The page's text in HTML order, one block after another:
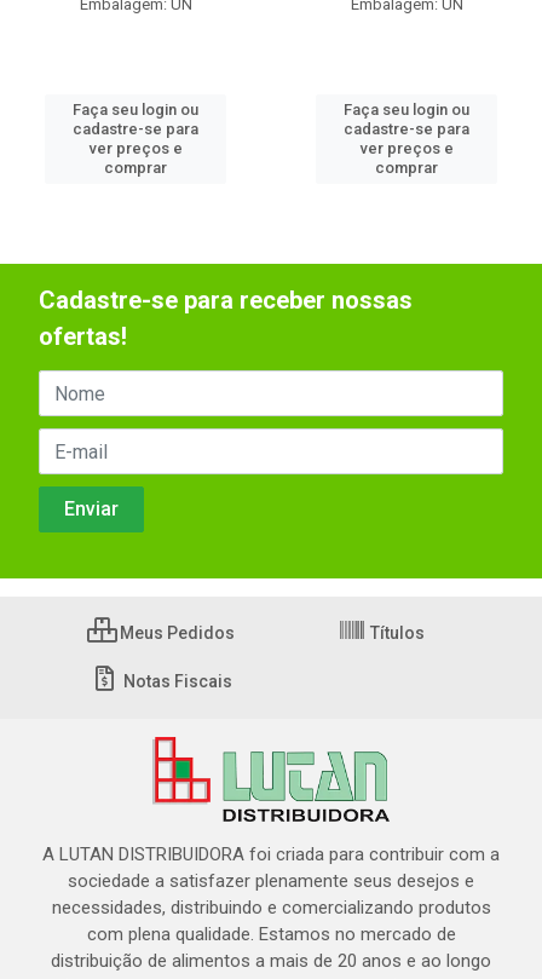
Embalagem: UN
Faça seu login ou
cadastre-se para
ver preços e
comprar
Embalagem: UN
Faça seu login ou
cadastre-se para
ver preços e
comprar
Cadastre-se para receber nossas
ofertas!
Meus Pedidos Títulos
Notas Fiscais
A LUTAN DISTRIBUIDORA foi criada para contribuir com a
sociedade a satisfazer plenamente seus desejos e
necessidades, distribuindo e comercializando produtos
com plena qualidade. Estamos no mercado de
distribuição de alimentos a mais de 20 anos e ao longo